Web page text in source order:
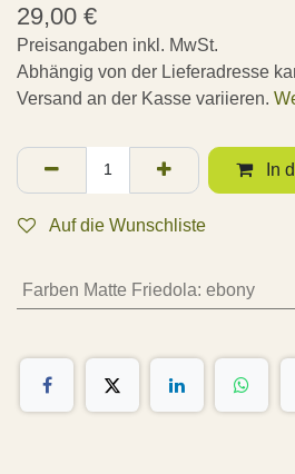
29,00 €
Preisangaben inkl. MwSt.
Abhängig von der Lieferadresse
Versand an der Kasse variieren.
In
Auf die Wunschliste
Farben Matte Friedola: ebony